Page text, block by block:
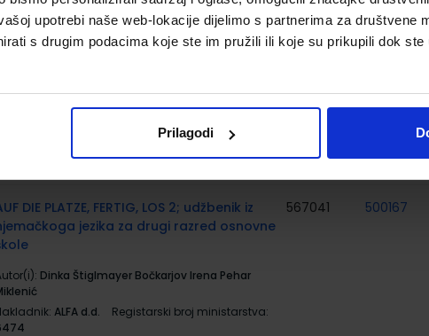
upotrebi naše web-lokacije dijelimo s partnerima za društvene
s drugim podacima koje ste im pružili ili koje su prikupili dok ste
Prilagodi
6994-DOM
škole
6994-DOM2
DIE PLATZE, FERTIG, LOS 2; udžbenik iz
jezika za drugi razred osnovne
Dinka Štiglmayer Bočkarjov Irena Pehar
ALFA d.d.
Registarski broj ministarstva:
567041 500167